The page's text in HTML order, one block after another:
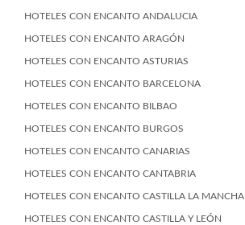
HOTELES CON ENCANTO ANDALUCIA
HOTELES CON ENCANTO ARAGÓN
HOTELES CON ENCANTO ASTURIAS
HOTELES CON ENCANTO BARCELONA
HOTELES CON ENCANTO BILBAO
HOTELES CON ENCANTO BURGOS
HOTELES CON ENCANTO CANARIAS
HOTELES CON ENCANTO CANTABRIA
HOTELES CON ENCANTO CASTILLA LA MANCHA
HOTELES CON ENCANTO CASTILLA Y LEÓN